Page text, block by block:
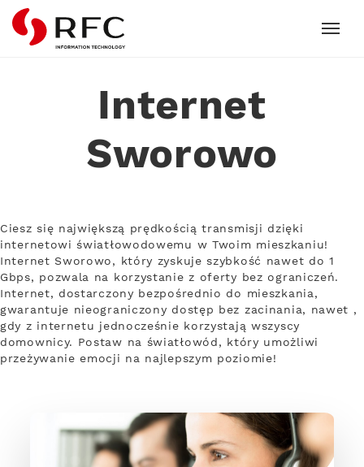
RFC
Internet
Sworowo
Ciesz się największą prędkością transmisji dzięki
internetowi światłowodowemu w Twoim mieszkaniu!
Internet Sworowo, który zyskuje szybkość nawet do 1
Gbps, pozwala na korzystanie z oferty bez ograniczeń.
Internet, dostarczony bezpośrednio do mieszkania,
gwarantuje nieograniczony dostęp bez zacinania, nawet ,
gdy z internetu jednocześnie korzystają wszyscy
domownicy. Postaw na światłowód, który umożliwi
przeżywanie emocji na najlepszym poziomie!